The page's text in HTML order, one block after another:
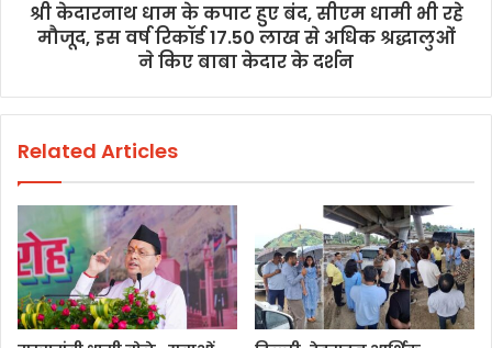
श्री केदारनाथ धाम के कपाट हुए बंद, सीएम धामी भी रहे
मौजूद, इस वर्ष रिकॉर्ड 17.50 लाख से अधिक श्रद्धालुओं
ने किए बाबा केदार के दर्शन
Related Articles